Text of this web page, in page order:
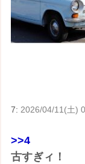
7:2026/04/11(土)
>>4
古すぎィ！